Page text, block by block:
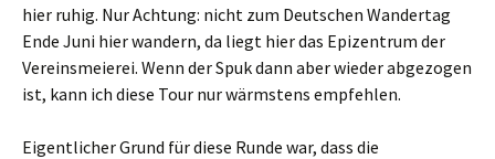
hier ruhig. Nur Achtung: nicht zum Deutschen Wandertag
Ende Juni hier wandern, da liegt hier das Epizentrum der
Vereinsmeierei. Wenn der Spuk dann aber wieder abgezogen
ist, kann ich diese Tour nur wärmstens empfehlen.
Eigentlicher Grund für diese Runde war, dass die